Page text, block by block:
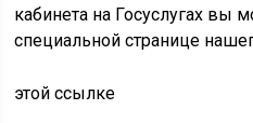
кабинета на Госуслугах вы
специальной странице
этой ссылке